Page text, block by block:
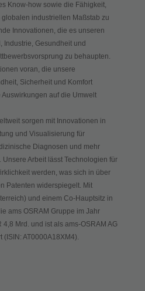
Know-how sowie die Fähigkeit,
industriellen Maßstab zu
Innovationen, die es unseren
Industrie, Gesundheit und
zu behaupten.
voran, die unsere
Sicherheit und Komfort
auf die Umwelt
sorgen mit Innovationen in
und Visualisierung für
Diagnosen und mehr
Arbeit lässt Technologien für
werden, was sich in über
Patenten widerspiegelt. Mit
und einem Co-Hauptsitz in
ams OSRAM Gruppe im Jahr
Mrd. und ist als ams-OSRAM AG
AT0000A18XM4).